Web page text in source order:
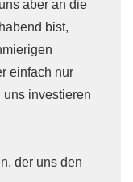
aber an die
bist,
einfach nur
investieren
der uns den